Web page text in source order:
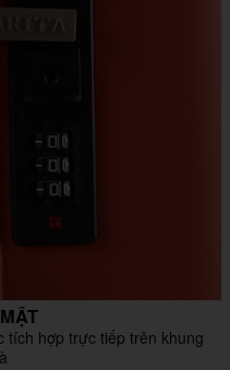
tích hợp trực tiếp trên khung